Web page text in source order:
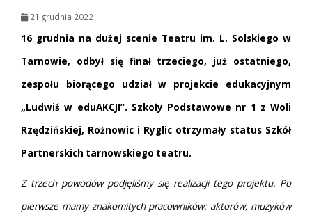
21 grudnia 2022
16 grudnia na dużej scenie Teatru im. L. Solskiego w
Tarnowie, odbył się finał trzeciego, już ostatniego,
zespołu biorącego udział w projekcie edukacyjnym
„Ludwiś w eduAKCJI”. Szkoły Podstawowe nr 1 z Woli
Rzędzińskiej, Rożnowic i Ryglic otrzymały status Szkół
Partnerskich tarnowskiego teatru.
Z trzech powodów podjęliśmy się realizacji tego projektu. Po
pierwsze mamy znakomitych pracowników: aktorów, muzyków